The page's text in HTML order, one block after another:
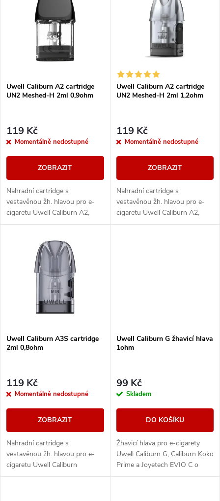
p
r
o
u
k
Nejprodávanější
Abecedně
s
p
r
o
d
u
k
Uwell Caliburn A2 cartridge
UN2 Meshed-H 2ml 0,9ohm
119 Kč
Momentálně nedostupné
ZOBRAZIT
Nahradní cartridge s
vestavěnou žh. hlavou pro e-
cigaretu Uwell Caliburn A2,
A2S a AK2 o objemu 2ml a
Uwell Caliburn A2 cartridge
UN2 Meshed-H 2ml 1,2ohm
119 Kč
Momentálně nedostupné
ZOBRAZIT
Nahradní cartridge s
vestavěnou žh. hlavou pro e-
cigaretu Uwell Caliburn A2,
A2S a AK2 o objemu 2ml a
Uwell Caliburn A3S cartridge
2ml 0,8ohm
119 Kč
Momentálně nedostupné
ZOBRAZIT
Nahradní cartridge s
vestavěnou žh. hlavou pro e-
cigaretu Uwell Caliburn
A3/A3S/AZ3 o objemu 2ml a
Uwell Caliburn G žhavicí hlava
1ohm
99 Kč
Skladem
DO KOŠÍKU
Žhavicí hlava pro e-cigarety
Uwell Caliburn G, Caliburn Koko
Prime a Joyetech EVIO C o
odporu 1ohm.